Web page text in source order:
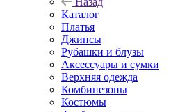
Каталог
Платья
Джинсы
Рубашки и блузы
Аксессуары и сумки
Верхняя одежда
Комбинезоны
Костюмы